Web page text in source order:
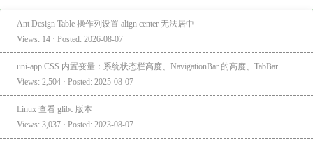
Ant Design Table 操作列设置 align center 无法居中
Views: 14 · Posted: 2026-08-07
Views: 2,504 · Posted: 2025-08-07
Linux 查看 glibc 版本
Views: 3,037 · Posted: 2023-08-07